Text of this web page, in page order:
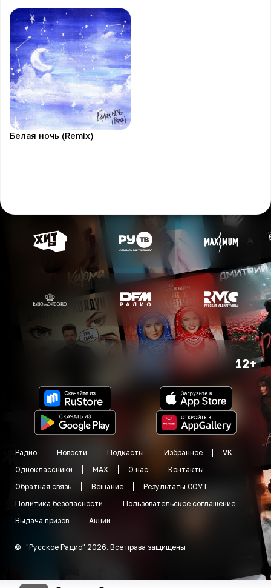
Белая ночь (Remix)
12+
Радио Новости Подкасты Избранное
VK
Одноклассники
MAX О нас
Контакты
Обратная связь
Вещание
Результаты СОУТ
Политика безопасности
Пользовательское соглашение
Выдача призов
Акции
© "Русское Радио" 2026. Все права защищены